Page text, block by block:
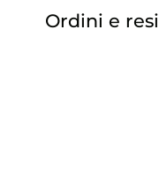
Ordini e resi